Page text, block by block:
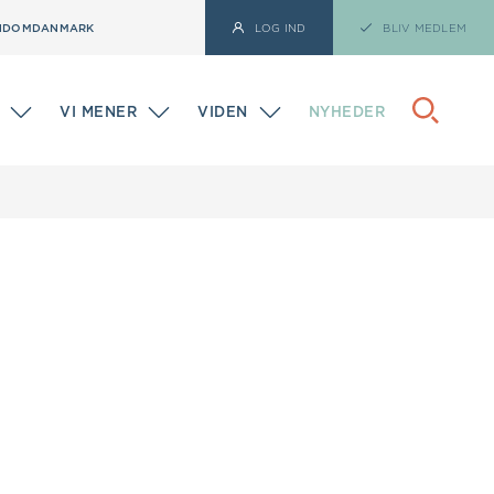
LOG IND BLIV MEDLEM
VI MENER VIDEN NYHEDER